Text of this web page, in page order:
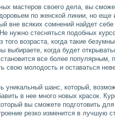
мастеров своего дела, вы
по женской линии, но еще
вне всяких сомнений найдет
нужно стесняться подобных
возраста, когда такие
выбираете, когда будет
все более популярным,
свою молодость и оставаться
уникальный шанс, который,
в нее много новых красок.
вы сможете подготовить
резко изменится в лучшую